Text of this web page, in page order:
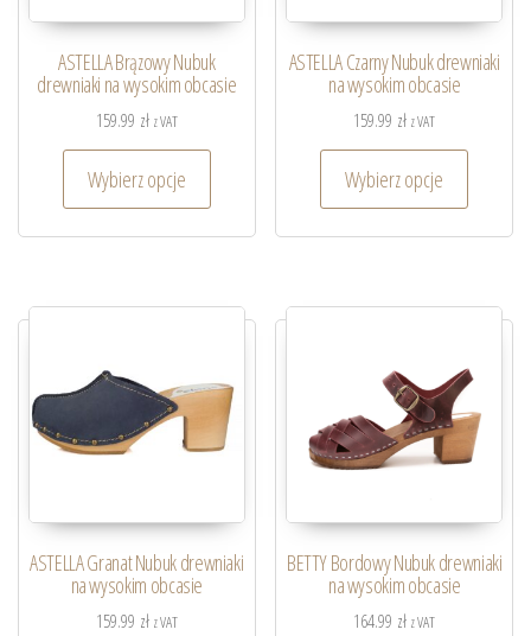
ASTELLA Brązowy Nubuk
drewniaki na wysokim obcasie
159.99 zł z VAT
Wybierz opcje
ASTELLA Czarny Nubuk drewniaki
na wysokim obcasie
159.99 zł z VAT
Wybierz opcje
ASTELLA Granat Nubuk drewniaki
na wysokim obcasie
159.99 zł z VAT
BETTY Bordowy Nubuk drewniaki
na wysokim obcasie
164.99 zł z VAT